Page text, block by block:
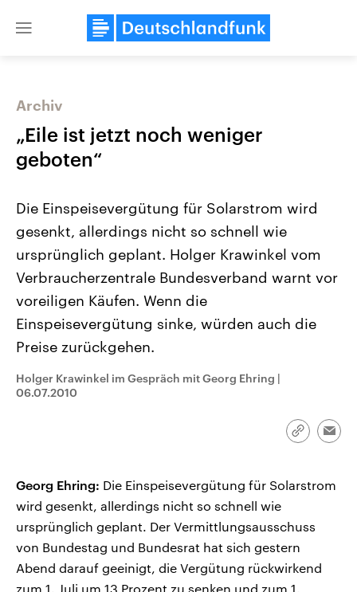
Close
Landtagswahl Sachsen-Anhalt
Alle Informationen
Sachsen-Anhalt wählt am 6.
September 2026 einen neuen
Landtag. Seit 2021 wird das
Bundesland von einer Koalition aus
Umfragen, Prognosen,
Wahlprogramme, aktuelle Berichte
USA
Wirtschaftlich und
gehören die Vereinigten
Archiv
„Eile ist jetzt noch weniger
geboten“
Die Einspeisevergütung für Solarstrom wird
gesenkt, allerdings nicht so schnell wie
ursprünglich geplant. Holger Krawinkel vom
Verbraucherzentrale Bundesverband warnt vor
voreiligen Käufen. Wenn die
Einspeisevergütung sinke, würden auch die
Preise zurückgehen.
Holger Krawinkel im Gespräch mit Georg Ehring |
06.07.2010
Link
Georg Ehring: Die Einspeisevergütung für Solarstrom
wird gesenkt, allerdings nicht so schnell wie
ursprünglich geplant. Der Vermittlungsausschuss
von Bundestag und Bundesrat hat sich gestern
Abend darauf geeinigt, die Vergütung rückwirkend
zum 1. Juli um 13 Prozent zu senken und zum 1.